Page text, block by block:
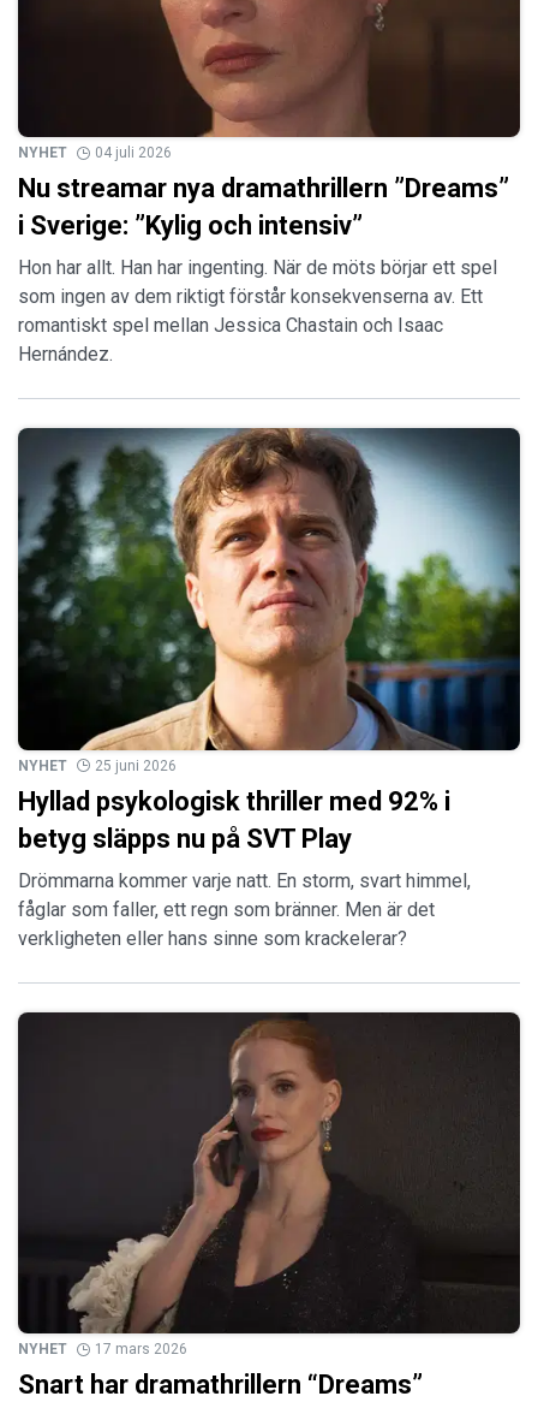
NYHET 04 juli 2026
Nu streamar nya dramathrillern ”Dreams”
i Sverige: ”Kylig och intensiv”
Hon har allt. Han har ingenting. När de möts börjar ett spel
som ingen av dem riktigt förstår konsekvenserna av. Ett
romantiskt spel mellan Jessica Chastain och Isaac
Hernández.
NYHET 25 juni 2026
Hyllad psykologisk thriller med 92% i
betyg släpps nu på SVT Play
Drömmarna kommer varje natt. En storm, svart himmel,
fåglar som faller, ett regn som bränner. Men är det
verkligheten eller hans sinne som krackelerar?
NYHET 17 mars 2026
Snart har dramathrillern “Dreams”